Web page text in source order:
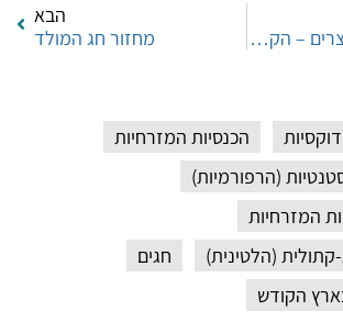
חגים ומועדים נוצרים – הקדמה
הבא
מחזור חג המולד
הכנסיות המזרחיות
(הרפורמיות)
המזרחיות
קתולית (הלטינית)
חגים
הקודש